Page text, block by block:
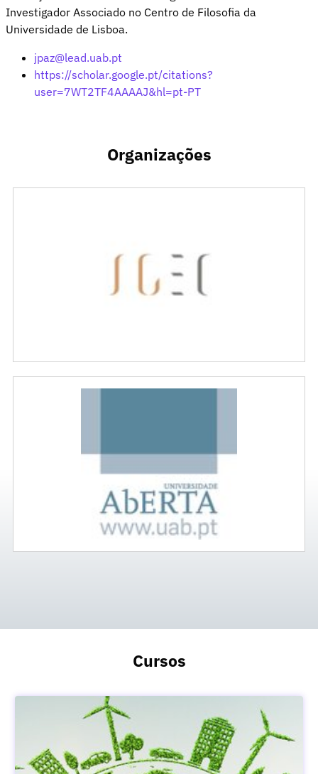
Investigador Associado no Centro de Filosofia da
Universidade de Lisboa.
jpaz@lead.uab.pt
https://scholar.google.pt/citations?
user=7WT2TF4AAAAJ&hl=pt-PT
Organizações
Cursos